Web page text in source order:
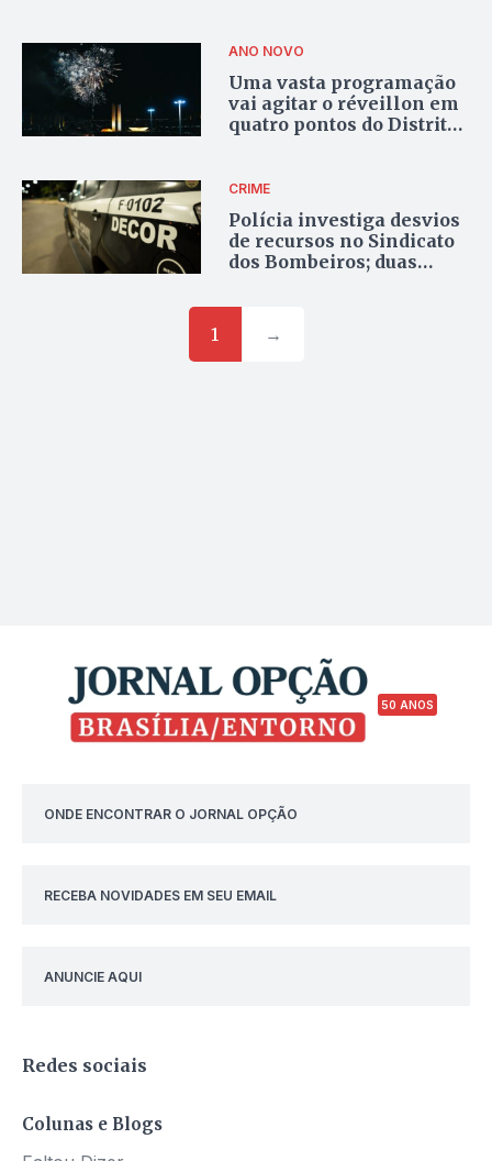
governador
ANO NOVO
Uma vasta programação
vai agitar o réveillon em
quatro pontos do Distrito
CRIME
Polícia investiga desvios
de recursos no Sindicato
dos Bombeiros; duas
alvo
1
→
50 ANOS
ONDE ENCONTRAR O JORNAL OPÇÃO
RECEBA NOVIDADES EM SEU EMAIL
ANUNCIE AQUI
Redes sociais
Colunas e Blogs